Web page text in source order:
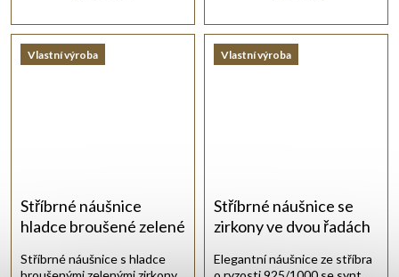
Vlastní výroba
Stříbrné náušnice
hladce broušené zelené
Stříbrné náušnice s hladce
Vlastní výroba
Stříbrné náušnice se
zirkony ve dvou řadách
Elegantní náušnice ze stříbra